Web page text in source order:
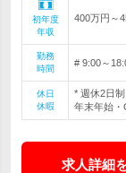
初年度
年収
400万円～
勤務
時間
# 9:00～
休日
休暇
* 週休2日
年末年始・
求人詳細